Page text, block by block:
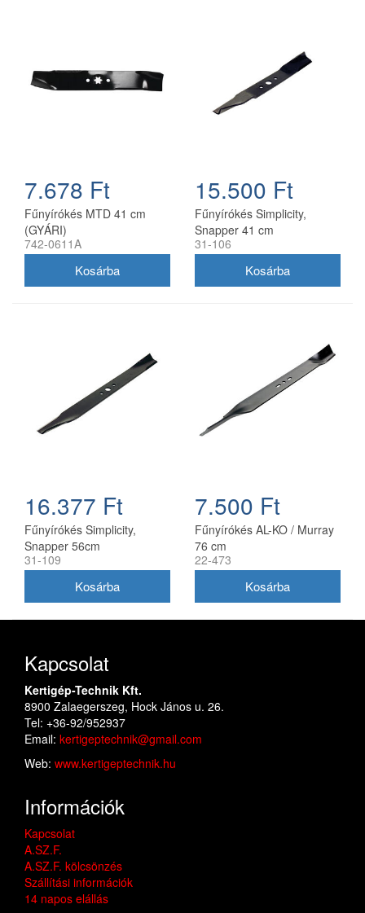
7.678 Ft
Fűnyírókés MTD 41 cm
(GYÁRI)
742-0611A
15.500 Ft
Fűnyírókés Simplicity,
Snapper 41 cm
(1704856SM)
31-106
16.377 Ft
Fűnyírókés Simplicity,
Snapper 56cm
(1716695ASM)
31-109
7.500 Ft
Fűnyírókés AL-KO / Murray
76 cm
22-473
Kapcsolat
Kertigép-Technik Kft.
8900 Zalaegerszeg, Hock János u. 26.
Tel: +36-92/952937
Email: kertigeptechnik@gmail.com
Web: www.kertigeptechnik.hu
Információk
Kapcsolat
A.SZ.F.
A.SZ.F. kölcsönzés
Szállítási információk
14 napos elállás